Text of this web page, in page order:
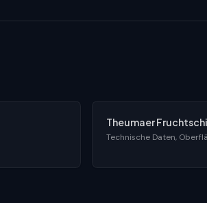
Theumaer
Technische Daten,